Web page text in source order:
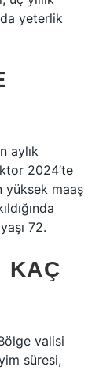
yeterlik
aylık
2024’te
yüksek maaş
72.
KAÇ
valisi
süresi,